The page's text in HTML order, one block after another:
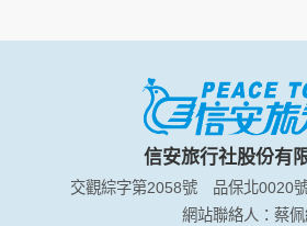
個人的資料，其範圍如下：
您所提供的姓名、電子郵件地址、聯絡
於一般瀏覽時，伺服器會自行記錄相關
設備的 IP 位址、使用時間、使用的瀏覽
錄等，做為我們增進網站服務的參考依
用，決不對外公布。
為提供精確的服務，我們會將收集的問
分析，分析結果之統計數據或說明文字
信安旅行社股份有
交觀綜字第2058號 品保北0020
網站聯絡人：蔡